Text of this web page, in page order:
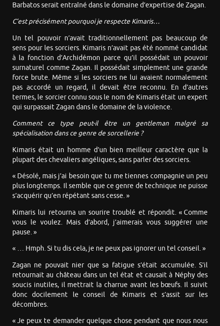
Barbatos serait entraîné dans le domaine d’expertise de Zagan.
C’est précisément pourquoi je respecte Kimaris…
Un tel pouvoir n’avait traditionnellement pas beaucoup de
sens pour les sorciers. Kimaris n’avait pas été nommé candidat
à la fonction d’Archidémon parce qu’il possédait un pouvoir
surnaturel comme Zagan. Il possédait simplement une grande
force brute. Même si les sorciers ne lui avaient normalement
pas accordé un regard, il devait être reconnu. En d’autres
termes, le sorcier connu sous le nom de Kimaris était un expert
qui surpassait Zagan dans le domaine de la violence.
Comment ce type peut-il être un gentleman malgré sa
spécialisation dans ce genre de sorcellerie ?
Kimaris était un homme d’un bien meilleur caractère que la
plupart des chevaliers angéliques, sans parler des sorciers.
« Désolé, mais j’ai besoin que tu me tiennes compagnie un peu
plus longtemps. Il semble que ce genre de technique ne puisse
s’acquérir qu’en répétant sans cesse. »
Kimaris lui retourna un sourire troublé et répondit. « Comme
vous le voulez. Mais d’abord, j’aimerais vous suggérer une
pause. »
« … Hmph. Si tu dis cela, je ne peux pas ignorer un tel conseil. »
Zagan ne pouvait nier que sa fatigue s’était accumulée. S’il
retournait au château dans un tel état et causait à Néphy des
soucis inutiles, il mettrait la charrue avant les bœufs. Il suivit
donc docilement le conseil de Kimaris et s’assit sur les
décombres.
« Je peux te demander quelque chose pendant que nous nous